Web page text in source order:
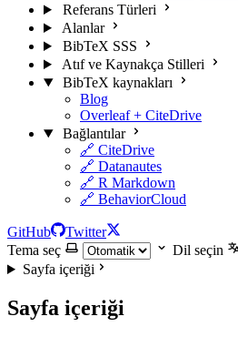
Referans Türleri
Alanlar
BibTeX SSS
Atıf ve Kaynakça Stilleri
BibTeX kaynakları
Blog
Overleaf + CiteDrive
Bağlantılar
🔗 CiteDrive
🔗 Datanautes
🔗 R Markdown
🔗 BehaviorCloud
GitHub
Twitter
Tema seç
Dil seçin
Sayfa içeriği
Sayfa içeriği